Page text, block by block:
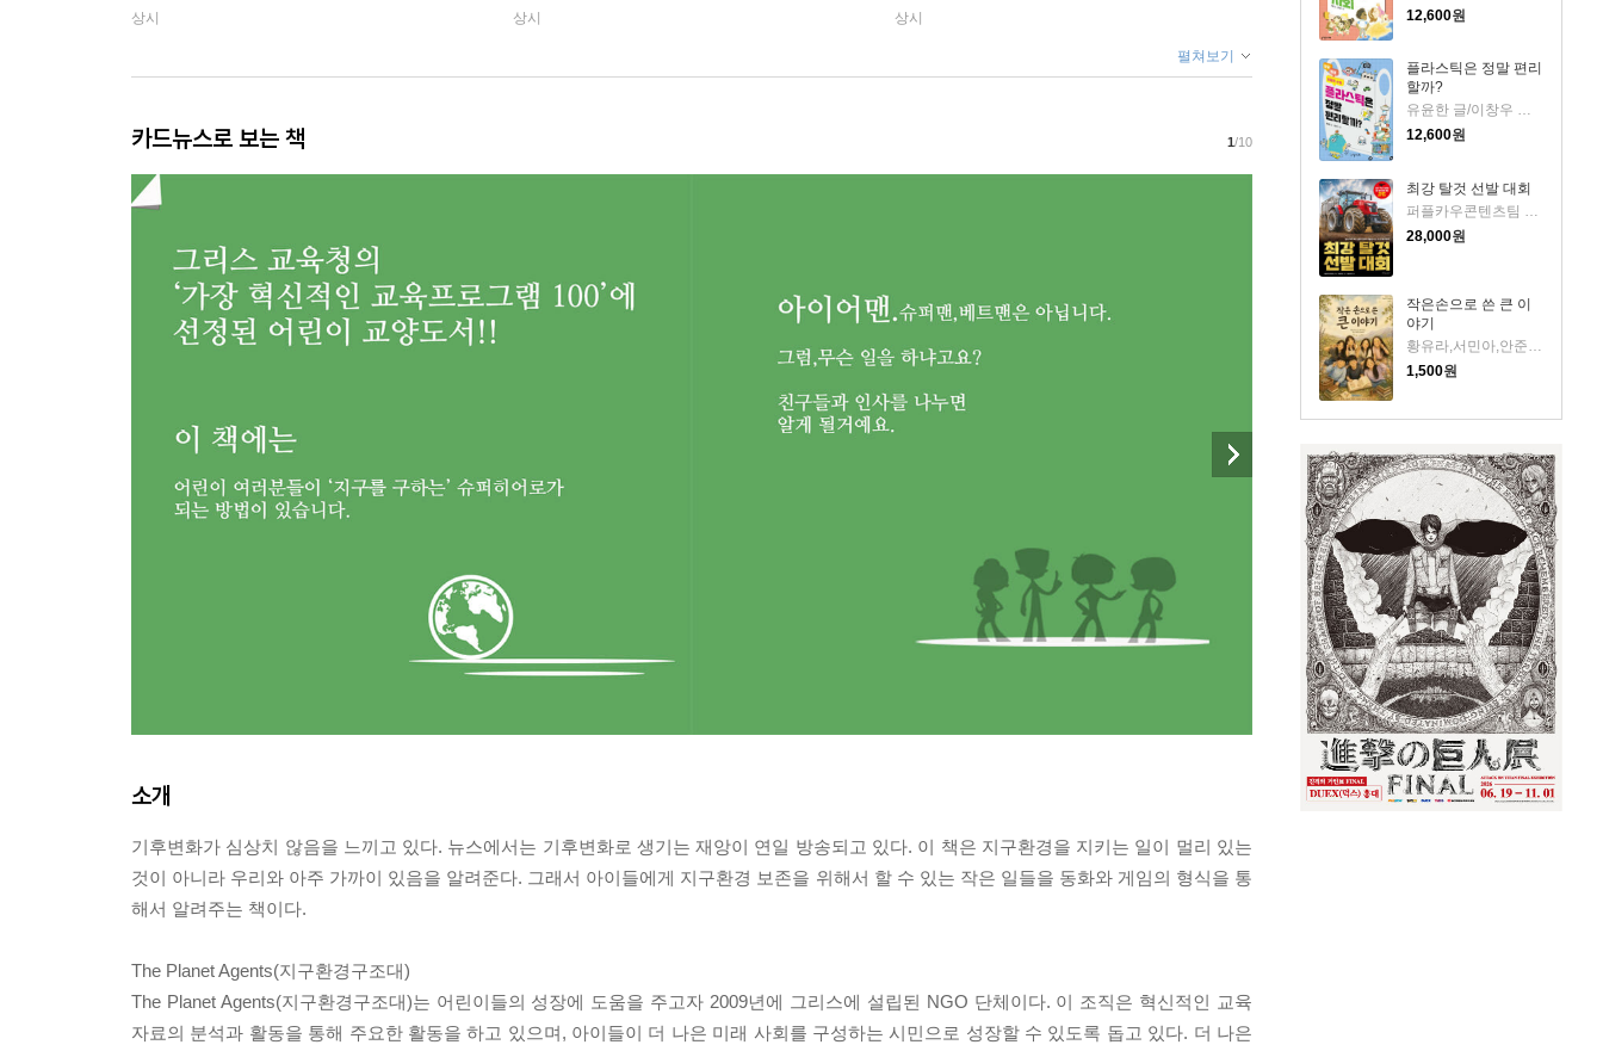
12,600원
플라스틱은 정말 편리
할까?
유윤한 글/이창우 그림
12,600원
최강 탈것 선발 대회
28,000원
작은손으로 쓴 큰 이
야기
황유라,서민아,안준범,엄지현,권서은,정채은,김지혁 저
1,500원
상시 상시 상시
펼쳐보기
카드뉴스로 보는 책 1/10
소개
기후변화가 심상치 않음을 느끼고 있다. 뉴스에서는 기후변화로 생기는 재앙이 연일 방송되고 있다. 이 책은 지구환경을 지키는 일이 멀리 있는
것이 아니라 우리와 아주 가까이 있음을 알려준다. 그래서 아이들에게 지구환경 보존을 위해서 할 수 있는 작은 일들을 동화와 게임의 형식을 통
해서 알려주는 책이다.
The Planet Agents(지구환경구조대)
The Planet Agents(지구환경구조대)는 어린이들의 성장에 도움을 주고자 2009년에 그리스에 설립된 NGO 단체이다. 이 조직은 혁신적인 교육
자료의 분석과 활동을 통해 주요한 활동을 하고 있으며, 아이들이 더 나은 미래 사회를 구성하는 시민으로 성장할 수 있도록 돕고 있다. 더 나은